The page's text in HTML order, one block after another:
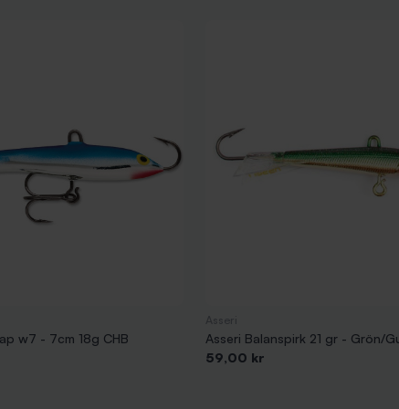
w7 - 7cm 18g CHB
Asseri Balanspirk 21 gr - Grön/
Pris
59,00 kr